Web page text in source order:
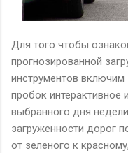
Для того чтобы
прогнозированной
инструментов включим
пробок интерактивное
выбранного дня
загруженности дорог
от зеленого к